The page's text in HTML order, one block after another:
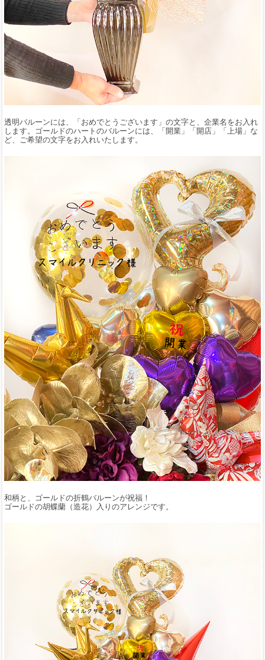
透明バルーンには、「おめでとうございます」の文字と、企業名をお入れ
します。ゴールドのハートのバルーンには、「開業」「開店」「上場」な
ど、ご希望の文字をお入れいたします。
和柄と、ゴールドの折鶴バルーンが祝福！
ゴールドの胡蝶蘭（造花）入りのアレンジです。